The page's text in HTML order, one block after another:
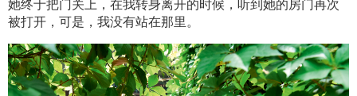
她终于把门关上，在我转身离开的时候，听到她的房门再次
被打开，可是，我没有站在那里。